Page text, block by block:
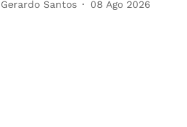
Gerardo Santos 08 Ago 2026